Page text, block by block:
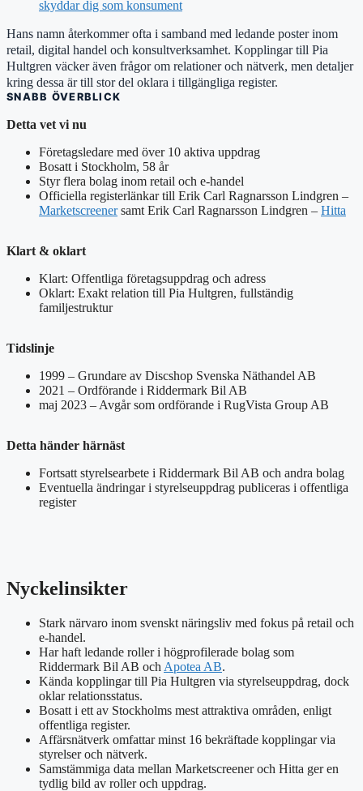
skyddar dig som konsument
Hans namn återkommer ofta i samband med ledande poster inom
retail, digital handel och konsultverksamhet. Kopplingar till Pia
Hultgren väcker även frågor om relationer och nätverk, men detaljer
kring dessa är till stor del oklara i tillgängliga register.
SNABB ÖVERBLICK
Detta vet vi nu
Företagsledare med över 10 aktiva uppdrag
Bosatt i Stockholm, 58 år
Styr flera bolag inom retail och e-handel
Officiella registerlänkar till Erik Carl Ragnarsson Lindgren –
Marketscreenersamt Erik Carl Ragnarsson Lindgren – Hitta
Klart & oklart
Klart: Offentliga företagsuppdrag och adress
Oklart: Exakt relation till Pia Hultgren, fullständig
familjestruktur
Tidslinje
1999 – Grundare av Discshop Svenska Näthandel AB
2021 – Ordförande i Riddermark Bil AB
maj 2023 – Avgår som ordförande i RugVista Group AB
Detta händer härnäst
Fortsatt styrelsearbete i Riddermark Bil AB och andra bolag
Eventuella ändringar i styrelseuppdrag publiceras i offentliga
register
Nyckelinsikter
Stark närvaro inom svenskt näringsliv med fokus på retail och
e-handel.
Har haft ledande roller i högprofilerade bolag som
Riddermark Bil AB och Apotea AB.
Kända kopplingar till Pia Hultgren via styrelseuppdrag, dock
oklar relationsstatus.
Bosatt i ett av Stockholms mest attraktiva områden, enligt
offentliga register.
Affärsnätverk omfattar minst 16 bekräftade kopplingar via
styrelser och nätverk.
Samstämmiga data mellan Marketscreener och Hitta ger en
tydlig bild av roller och uppdrag.